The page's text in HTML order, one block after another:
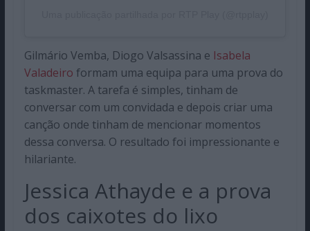
Gilmário Vemba, Diogo Valsassina e Isabela
Valadeiro formam uma equipa para uma prova do
taskmaster. A tarefa é simples, tinham de
conversar com um convidada e depois criar uma
canção onde tinham de mencionar momentos
dessa conversa. O resultado foi impressionante e
hilariante.
Jessica Athayde e a prova
dos caixotes do lixo